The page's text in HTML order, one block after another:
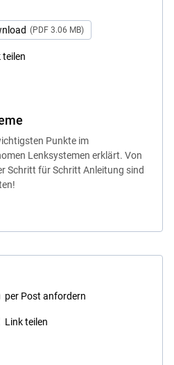
(PDF 3.06 MB)
teilen
Punkte im
Lenksystemen erklärt. Von
Schritt für Schritt Anleitung sind
per Post anfordern
Link teilen